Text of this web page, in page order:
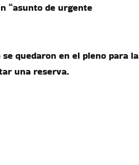
“asunto de urgente
quedaron en el pleno para la
una reserva.